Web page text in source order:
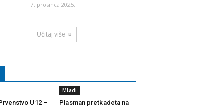
7. prosinca 2025.
Učitaj više
U12 –
Mladi
Plasman pretkadeta na